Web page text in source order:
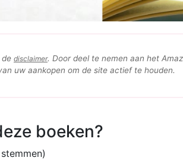
de disclaimer. Door deel te nemen aan het
uw aankopen om de site actief te houden.
boeken?
stemmen)